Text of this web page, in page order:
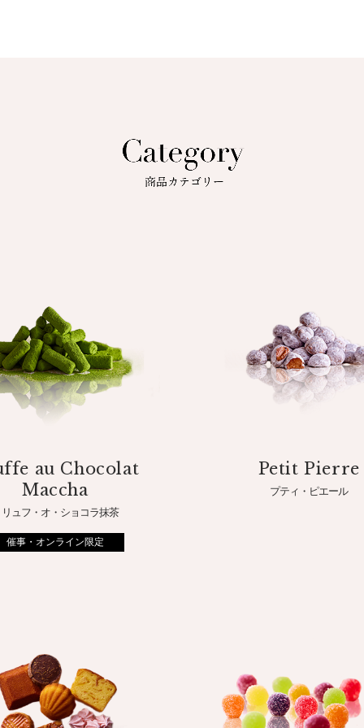
au Chocolat
Maccha
ュフ・オ・ショコラ抹茶
催事・オンライン限定
Petit Pierre
プティ・ピエール